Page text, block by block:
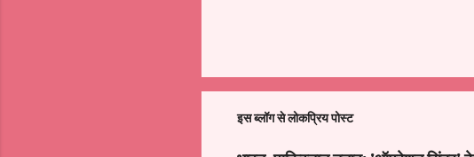
इस ब्लॉग से लोकप्रिय पोस्ट